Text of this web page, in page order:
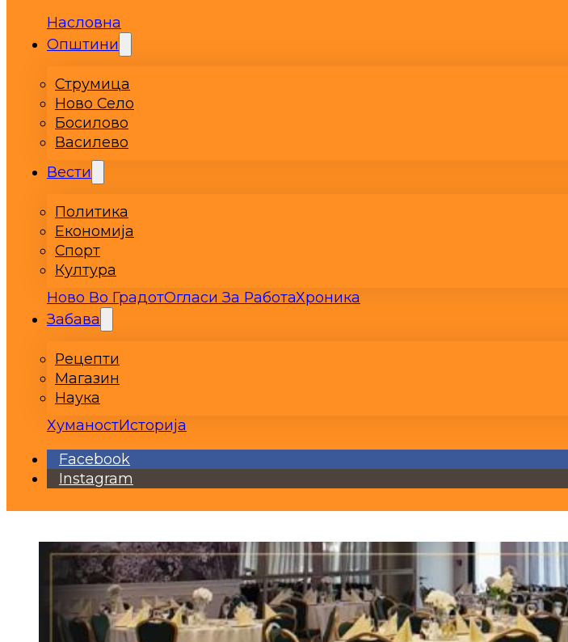
Насловна
Општини
Струмица
Ново Село
Босилово
Василево
Вести
Политика
Економија
Спорт
Култура
Ново Во ГрадотОгласи За РаботаХроника
Забава
Рецепти
Магазин
Наука
ХуманостИсторија
Facebook
Instagram